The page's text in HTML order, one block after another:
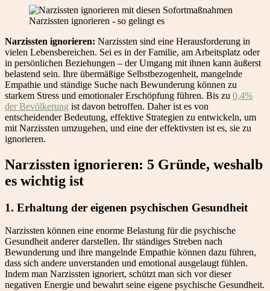
Narzissten ignorieren - so gelingt es
Narzissten ignorieren: Narzissten sind eine Herausforderung in
vielen Lebensbereichen. Sei es in der Familie, am Arbeitsplatz oder
in persönlichen Beziehungen – der Umgang mit ihnen kann äußerst
belastend sein. Ihre übermäßige Selbstbezogenheit, mangelnde
Empathie und ständige Suche nach Bewunderung können zu
starkem Stress und emotionaler Erschöpfung führen. Bis zu 0,4%
der Bevölkerung ist davon betroffen. Daher ist es von
entscheidender Bedeutung, effektive Strategien zu entwickeln, um
mit Narzissten umzugehen, und eine der effektivsten ist es, sie zu
ignorieren.
Narzissten ignorieren: 5 Gründe, weshalb
es wichtig ist
1. Erhaltung der eigenen psychischen Gesundheit
Narzissten können eine enorme Belastung für die psychische
Gesundheit anderer darstellen. Ihr ständiges Streben nach
Bewunderung und ihre mangelnde Empathie können dazu führen,
dass sich andere unverstanden und emotional ausgelaugt fühlen.
Indem man Narzissten ignoriert, schützt man sich vor dieser
negativen Energie und bewahrt seine eigene psychische Gesundheit.